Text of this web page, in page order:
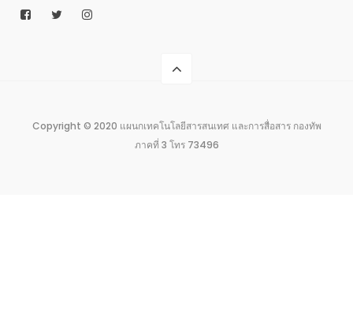
Copyright © 2020 แผนกเทคโนโลยีสารสนเทศ และการสื่อสาร กองทัพ
ภาคที่ 3 โทร 73496